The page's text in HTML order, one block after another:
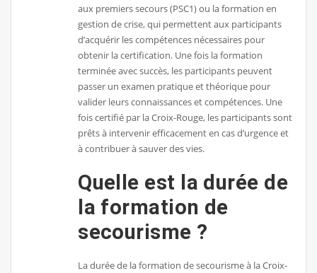
aux premiers secours (PSC1) ou la formation en
gestion de crise, qui permettent aux participants
d’acquérir les compétences nécessaires pour
obtenir la certification. Une fois la formation
terminée avec succès, les participants peuvent
passer un examen pratique et théorique pour
valider leurs connaissances et compétences. Une
fois certifié par la Croix-Rouge, les participants sont
prêts à intervenir efficacement en cas d’urgence et
à contribuer à sauver des vies.
Quelle est la durée de
la formation de
secourisme ?
La durée de la formation de secourisme à la Croix-